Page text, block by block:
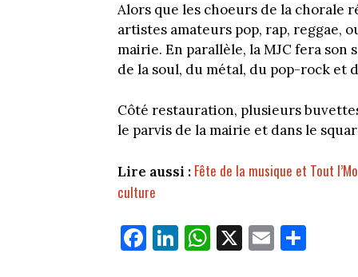
Alors que les choeurs de la chorale
artistes amateurs pop, rap, reggae,
mairie. En parallèle, la MJC fera son
de la soul, du métal, du pop-rock et
Côté restauration, plusieurs
le parvis de la mairie et dans le
Lire aussi : Fête de la musique et Tout
culture
Fa
ce
Li
nk
W
ha
X E
m